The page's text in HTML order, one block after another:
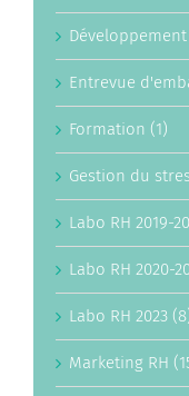
Entrevue
Formation (1)
Gestion du
Labo RH 2019-
Labo RH 2020-
Labo RH 2023
Marketing RH